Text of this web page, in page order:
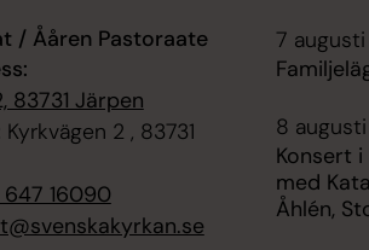
/ Ååren Pastoraate
83731 Järpen
Kyrkvägen 2 , 83731
16090
7 augusti
8
Konsert
med
Åhlén,